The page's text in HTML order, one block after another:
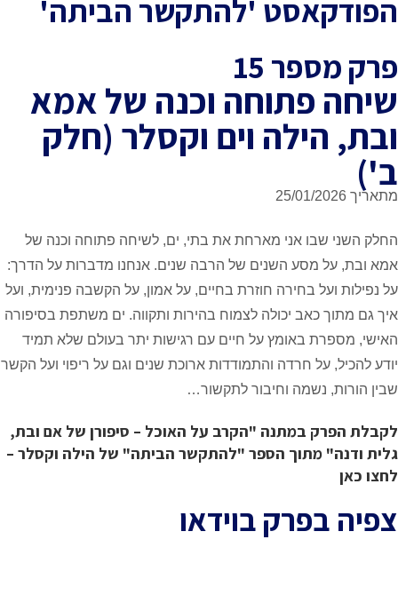
'להתקשר הביתה'
15
פתוחה וכנה של אמא
הילה וים וקסלר (חלק
שבו אני מארחת את בתי, ים, לשיחה פתוחה וכנה של
מסע השנים של הרבה שנים. אנחנו מדברות על הדרך:
ועל בחירה חוזרת בחיים, על אמון, על הקשבה פנימית, ועל
כאב יכולה לצמוח בהירות ותקווה. ים משתפת בסיפורה
באומץ על חיים עם רגישות יתר בעולם שלא תמיד
על חרדה והתמודדות ארוכת שנים וגם על ריפוי ועל הקשר
נשמה וחיבור לתקשור…
במתנה "הקרב על האוכל – סיפורן של אם ובת,
מתוך הספר "להתקשר הביתה" של הילה וקסלר –
בוידאו